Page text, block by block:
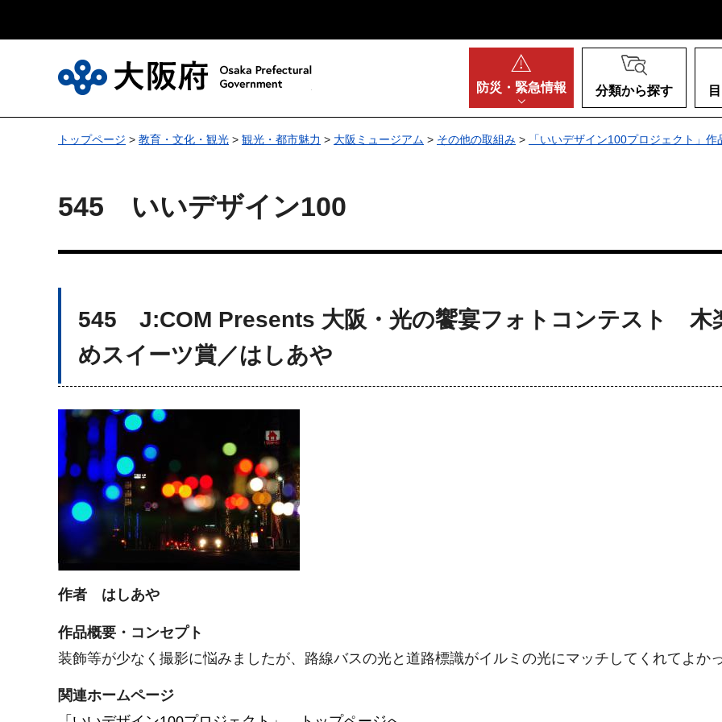
防災・ 緊急情報 分類から探す
トップページ > 教育・文化・観光 > 観光・都市魅力 > 大阪ミュージアム > その他の取組み > 「いいデザイン100プロジェクト」
545 いいデザイン100
545 J:COM Presents 大阪・光の饗宴フォトコンテスト
めスイーツ賞／はしあや
作者 はしあや
作品概要・コンセプト
装飾等が少なく撮影に悩みましたが、路線バスの光と道路標識がイルミの光にマッチしてくれてよかっ
関連ホームページ